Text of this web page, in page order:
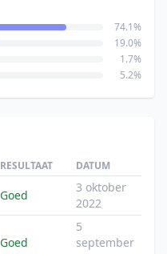
74.1%
19.0%
1.7%
5.2%
RESULTAAT DATUM
Goed
3 oktober
2022
Goed
5
september